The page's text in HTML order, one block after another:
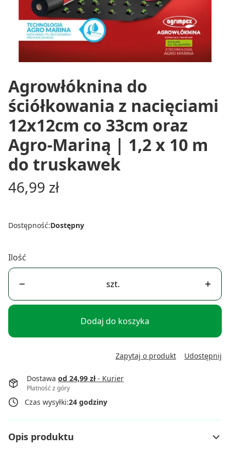
Agrowłóknina do
ściółkowania z nacięciami
12x12cm co 33cm oraz
Agro-Mariną | 1,2 x 10 m
do truskawek
Cena
46,99 zł
Dostępność:Dostępny
Ilość
szt.
Dodaj do koszyka
Zapytaj o produkt Udostępnij
Dostawa od 24,99 zł- Kurier
Płatność z góry
Czas wysyłki:24 godziny
Opis produktu